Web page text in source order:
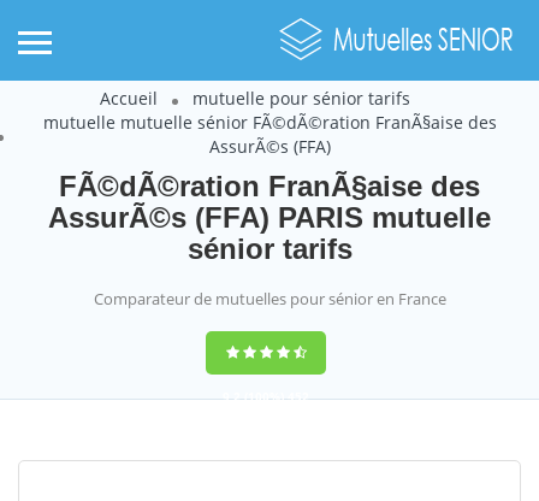
Accueil
mutuelle pour sénior tarifs
mutuelle mutuelle sénior FÃ©dÃ©ration FranÃ§aise des
AssurÃ©s (FFA)
FÃ©dÃ©ration FranÃ§aise des
AssurÃ©s (FFA) PARIS mutuelle
sénior tarifs
Comparateur de mutuelles pour sénior en France
9,2(100%)452